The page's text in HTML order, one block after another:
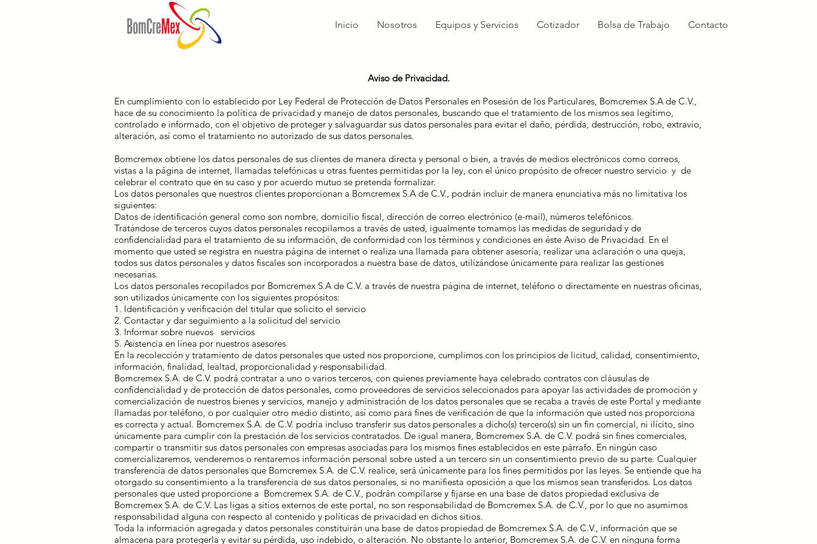
Inicio Nosotros Equipos y Servicios Cotizador Bolsa de Trabajo Contacto
Aviso de Privacidad.
En cumplimiento con lo establecido por Ley Federal de Protección de Datos Personales en Posesión de los Particulares, Bomcremex S.A de C.V.,
hace de su conocimiento la política de privacidad y manejo de datos personales, buscando que el tratamiento de los mismos sea legítimo,
controlado e informado, con el objetivo de proteger y salvaguardar sus datos personales para evitar el daño, pérdida, destrucción, robo, extravío,
alteración, así como el tratamiento no autorizado de sus datos personales.
Bomcremex obtiene los datos personales de sus clientes de manera directa y personal o bien, a través de medios electrónicos como correos,
vistas a la página de internet, llamadas telefónicas u otras fuentes permitidas por la ley, con el único propósito de ofrecer nuestro servicio y de
celebrar el contrato que en su caso y por acuerdo mutuo se pretenda formalizar.
Los datos personales que nuestros clientes proporcionan a Bomcremex S.A de C.V., podrán incluir de manera enunciativa más no limitativa los
siguientes:
Datos de identificación general como son nombre, domicilio fiscal, dirección de correo electrónico (e-mail), números telefónicos.
Tratándose de terceros cuyos datos personales recopilamos a través de usted, igualmente tomamos las medidas de seguridad y de
confidencialidad para el tratamiento de su información, de conformidad con los términos y condiciones en éste Aviso de Privacidad. En el
momento que usted se registra en nuestra página de internet o realiza una llamada para obtener asesoría, realizar una aclaración o una queja,
todos sus datos personales y datos fiscales son incorporados a nuestra base de datos, utilizándose únicamente para realizar las gestiones
necesarias.
Los datos personales recopilados por Bomcremex S.A de C.V. a través de nuestra página de internet, teléfono o directamente en nuestras oficinas,
son utilizados únicamente con los siguientes propósitos:
1. Identificación y verificación del titular que solicito el servicio
2. Contactar y dar seguimiento a la solicitud del servicio
3. Informar sobre nuevos servicios
5. Asistencia en línea por nuestros asesores
En la recolección y tratamiento de datos personales que usted nos proporcione, cumplimos con los principios de licitud, calidad, consentimiento,
información, finalidad, lealtad, proporcionalidad y responsabilidad.
Bomcremex S.A. de C.V. podrá contratar a uno o varios terceros, con quienes previamente haya celebrado contratos con cláusulas de
confidencialidad y de protección de datos personales, como proveedores de servicios seleccionados para apoyar las actividades de promoción y
comercialización de nuestros bienes y servicios, manejo y administración de los datos personales que se recaba a través de este Portal y mediante
llamadas por teléfono, o por cualquier otro medio distinto, así como para fines de verificación de que la información que usted nos proporciona
es correcta y actual. Bomcremex S.A. de C.V. podría incluso transferir sus datos personales a dicho(s) tercero(s) sin un fin comercial, ni ilícito, sino
únicamente para cumplir con la prestación de los servicios contratados. De igual manera, Bomcremex S.A. de C.V. podrá sin fines comerciales,
compartir o transmitir sus datos personales con empresas asociadas para los mismos fines establecidos en este párrafo. En ningún caso
comercializaremos, venderemos o rentaremos información personal sobre usted a un tercero sin un consentimiento previo de su parte. Cualquier
transferencia de datos personales que Bomcremex S.A. de C.V. realice, será únicamente para los fines permitidos por las leyes. Se entiende que ha
otorgado su consentimiento a la transferencia de sus datos personales, si no manifiesta oposición a que los mismos sean transferidos. Los datos
personales que usted proporcione a Bomcremex S.A. de C.V., podrán compilarse y fijarse en una base de datos propiedad exclusiva de
Bomcremex S.A. de C.V. Las ligas a sitios externos de este portal, no son responsabilidad de Bomcremex S.A. de C.V., por lo que no asumimos
responsabilidad alguna con respecto al contenido y políticas de privacidad en dichos sitios.
Toda la información agregada y datos personales constituirán una base de datos propiedad de Bomcremex S.A. de C.V., información que se
almacena para protegerla y evitar su pérdida, uso indebido, o alteración. No obstante lo anterior, Bomcremex S.A. de C.V. en ninguna forma